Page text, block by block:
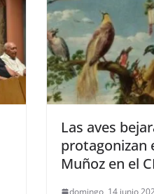
Las aves
protagonizan
Muñoz en el